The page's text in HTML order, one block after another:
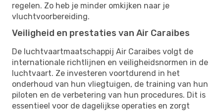
regelen. Zo heb je minder omkijken naar je
vluchtvoorbereiding.
Veiligheid en prestaties van Air Caraibes
De luchtvaartmaatschappij Air Caraibes volgt de
internationale richtlijnen en veiligheidsnormen in de
luchtvaart. Ze investeren voortdurend in het
onderhoud van hun vliegtuigen, de training van hun
piloten en de verbetering van hun procedures. Dit is
essentieel voor de dagelijkse operaties en zorgt